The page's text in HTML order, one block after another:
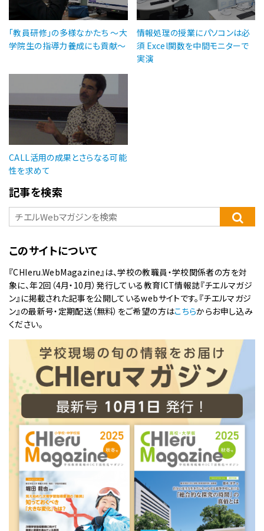
「教員研修」の多様なかたち ～大
学院生の指導力養成にも貢献～
情報処理の授業にパソコンは必
須 Excel関数を中間モニターで
実演
CALL活用の成果とさらなる可能
性を求めて
記事を検索
このサイトについて
『CHIeru.WebMagazine』は、学校の教職員・学校関係者の方を対
象に、年2回（4月・10月）発行している教育ICT情報誌『チエルマガジ
ン』に掲載された記事を公開しているwebサイトです。『チエルマガジ
ン』の最新号・定期配送（無料）をご希望の方はこちらからお申し込み
ください。